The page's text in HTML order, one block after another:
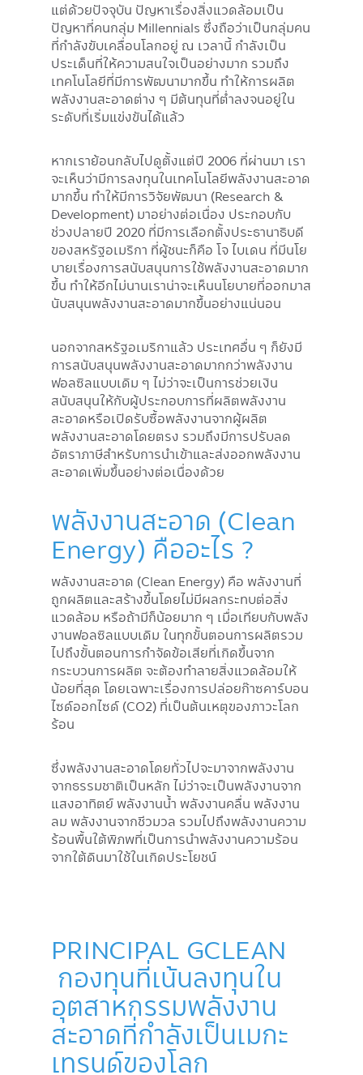
แต่ด้วยปัจจุบัน ปัญหาเรื่องสิ่งแวดล้อมเป็น
ปัญหาที่คนกลุ่ม Millennials ซึ่งถือว่าเป็นกลุ่มคน
ที่กำลังขับเคลื่อนโลกอยู่ ณ เวลานี้ กำลังเป็น
ประเด็นที่ให้ความสนใจเป็นอย่างมาก รวมถึง
เทคโนโลยีที่มีการพัฒนามากขึ้น ทำให้การผลิต
พลังงานสะอาดต่าง ๆ มีต้นทุนที่ต่ำลงจนอยู่ใน
ระดับที่เริ่มแข่งขันได้แล้ว
หากเราย้อนกลับไปดูตั้งแต่ปี 2006 ที่ผ่านมา เรา
จะเห็นว่ามีการลงทุนในเทคโนโลยีพลังงานสะอาด
มากขึ้น ทำให้มีการวิจัยพัฒนา (Research &
Development) มาอย่างต่อเนื่อง ประกอบกับ
ช่วงปลายปี 2020 ที่มีการเลือกตั้งประธานาธิบดี
ของสหรัฐอเมริกา ที่ผู้ชนะก็คือ โจ ไบเดน ที่มีนโย
บายเรื่องการสนับสนุนการใช้พลังงานสะอาดมาก
ขึ้น ทำให้อีกไม่นานเราน่าจะเห็นนโยบายที่ออกมาส
นับสนุนพลังงานสะอาดมากขึ้นอย่างแน่นอน
นอกจากสหรัฐอเมริกาแล้ว ประเทศอื่น ๆ ก็ยังมี
การสนับสนุนพลังงานสะอาดมากกว่าพลังงาน
ฟอลซิลแบบเดิม ๆ ไม่ว่าจะเป็นการช่วยเงิน
สนับสนุนให้กับผู้ประกอบการที่ผลิตพลังงาน
สะอาดหรือเปิดรับซื้อพลังงานจากผู้ผลิต
พลังงานสะอาดโดยตรง รวมถึงมีการปรับลด
อัตราภาษีสำหรับการนำเข้าและส่งออกพลังงาน
สะอาดเพิ่มขึ้นอย่างต่อเนื่องด้วย
พลังงานสะอาด (Clean
Energy) คืออะไร ?
พลังงานสะอาด (Clean Energy) คือ พลังงานที่
ถูกผลิตและสร้างขึ้นโดยไม่มีผลกระทบต่อสิ่ง
แวดล้อม หรือถ้ามีก็น้อยมาก ๆ เมื่อเทียบกับพลัง
งานฟอลซิลแบบเดิม ในทุกขั้นตอนการผลิตรวม
ไปถึงขั้นตอนการกำจัดข้อเสียที่เกิดขึ้นจาก
กระบวนการผลิต จะต้องทำลายสิ่งแวดล้อมให้
น้อยที่สุด โดยเฉพาะเรื่องการปล่อยก๊าซคาร์บอน
ไซด์ออกไซด์ (CO2) ที่เป็นต้นเหตุของภาวะโลก
ร้อน
ซึ่งพลังงานสะอาดโดยทั่วไปจะมาจากพลังงาน
จากธรรมชาติเป็นหลัก ไม่ว่าจะเป็นพลังงานจาก
แสงอาทิตย์ พลังงานน้ำ พลังงานคลื่น พลังงาน
ลม พลังงานจากชีวมวล รวมไปถึงพลังงานความ
ร้อนพื้นใต้พิภพที่เป็นการนำพลังงานความร้อน
จากใต้ดินมาใช้ในเกิดประโยชน์
PRINCIPAL GCLEAN
กองทุนที่เน้นลงทุนใน
อุตสาหกรรมพลังงาน
สะอาดที่กำลังเป็นเมกะ
เทรนด์ของโลก